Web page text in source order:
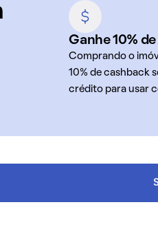
Ganhe 10%
Comprando o
10% de cashback
crédito para usar